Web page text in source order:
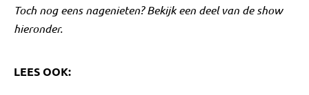
Toch nog eens nagenieten? Bekijk een deel van de show
hieronder.
LEES OOK: